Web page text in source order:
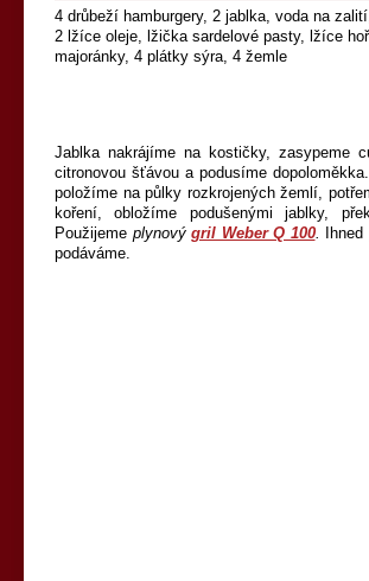
4 drůbeží hamburgery, 2 jablka, voda na
2 lžíce oleje, lžička sardelové pasty, lžíce
majoránky, 4 plátky sýra, 4 žemle
Jablka nakrájíme na kostičky, zasypeme
citronovou šťávou a podusíme
položíme na půlky rozkrojených žemlí,
koření, obložíme podušenými jablky,
Použijeme plynový gril Weber Q 100.
podáváme.